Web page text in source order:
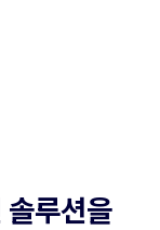
솔루션을